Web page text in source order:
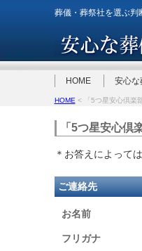
葬儀・葬祭社を選ぶ判
HOME 安心な
HOME < 「5つ星安心倶楽
「5つ星安心倶
＊お答えによって
ご連絡先
お名前
フリガナ